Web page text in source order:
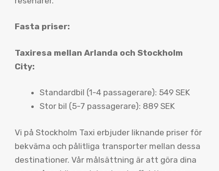
Fasta priser:
Taxiresa mellan Arlanda och Stockholm
City:
Standardbil (1-4 passagerare): 549 SEK
Stor bil (5-7 passagerare): 889 SEK
Vi på Stockholm Taxi erbjuder liknande priser för
bekväma och pålitliga transporter mellan dessa
destinationer. Vår målsättning är att göra dina